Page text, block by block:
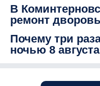
В
ремонт
Почему три
ночью 8